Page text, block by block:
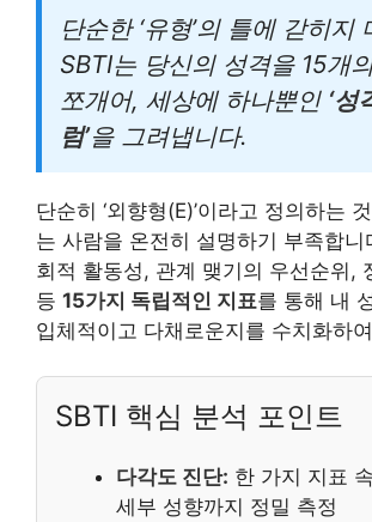
단순한 ‘유형’의 틀에 갇히지
SBTI는 당신의 성격을 15개
쪼개어, 세상에 하나뿐인 ‘성
럼’을 그려냅니다.
단순히 ‘외향형(E)’이라고 정의하는
는 사람을 온전히 설명하기 부족합니
회적 활동성, 관계 맺기의 우선순위,
등 15가지 독립적인 지표를 통해 내
입체적이고 다채로운지를 수치화하
SBTI 핵심 분석 포인트
다각도 진단: 한 가지 지표
세부 성향까지 정밀 측정